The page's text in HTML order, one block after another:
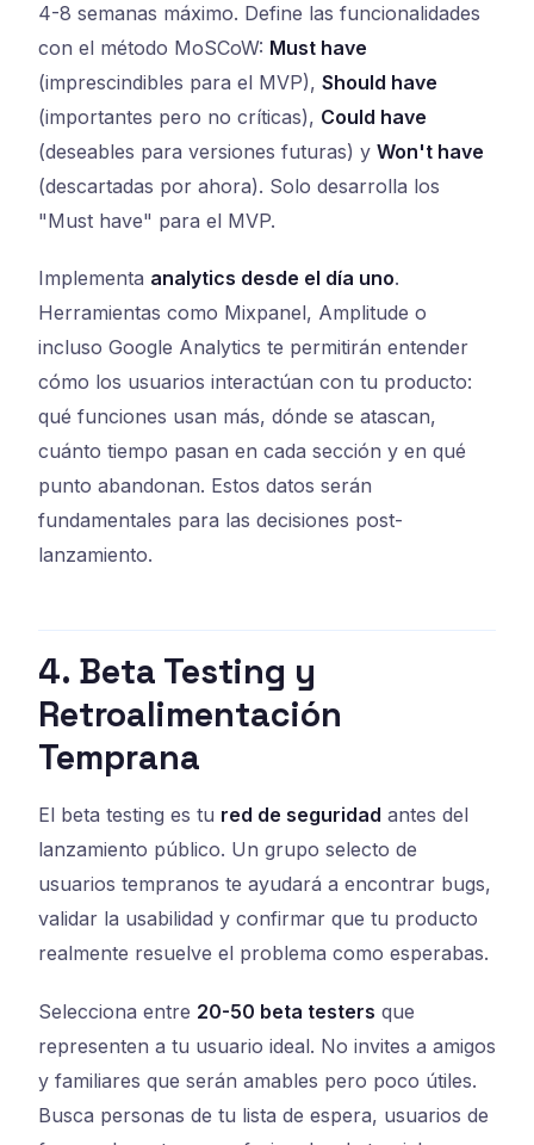
4-8 semanas máximo. Define las funcionalidades
con el método MoSCoW: Must have
(imprescindibles para el MVP), Should have
(importantes pero no críticas), Could have
(deseables para versiones futuras) y Won't have
(descartadas por ahora). Solo desarrolla los
"Must have" para el MVP.
Implementa analytics desde el día uno.
Herramientas como Mixpanel, Amplitude o
incluso Google Analytics te permitirán entender
cómo los usuarios interactúan con tu producto:
qué funciones usan más, dónde se atascan,
cuánto tiempo pasan en cada sección y en qué
punto abandonan. Estos datos serán
fundamentales para las decisiones post-
lanzamiento.
4. Beta Testing y
Retroalimentación
Temprana
El beta testing es tu red de seguridad antes del
lanzamiento público. Un grupo selecto de
usuarios tempranos te ayudará a encontrar bugs,
validar la usabilidad y confirmar que tu producto
realmente resuelve el problema como esperabas.
Selecciona entre 20-50 beta testers que
representen a tu usuario ideal. No invites a amigos
y familiares que serán amables pero poco útiles.
Busca personas de tu lista de espera, usuarios de